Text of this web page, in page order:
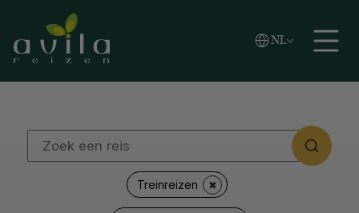
Zoeken
NL
Vlaams
English
REGIO'S
Oceanië
Poolgebied
LANDEN
Canada
Verenigde Staten
Treinreizen